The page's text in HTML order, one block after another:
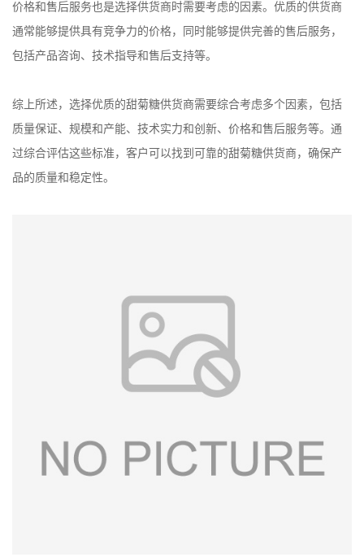
价格和售后服务也是选择供货商时需要考虑的因素。优质的供货商
通常能够提供具有竞争力的价格，同时能够提供完善的售后服务，
包括产品咨询、技术指导和售后支持等。
综上所述，选择优质的甜菊糖供货商需要综合考虑多个因素，包括
质量保证、规模和产能、技术实力和创新、价格和售后服务等。通
过综合评估这些标准，客户可以找到可靠的甜菊糖供货商，确保产
品的质量和稳定性。